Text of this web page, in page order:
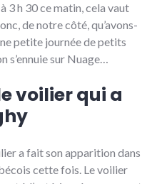
3 h 30 ce matin, cela vaut
de notre côté, qu’avons-
petite journée de petits
s’ennuie sur Nuage…
voilier qui a
a fait son apparition dans
cette fois. Le voilier